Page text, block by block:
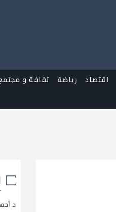
اقتصاد رياضة ثقافة و
د.